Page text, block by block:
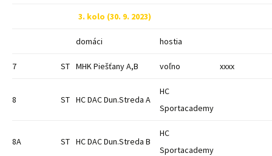
3. kolo (30. 9. 2023)
domáci hostia
7 ST MHK Piešťany A,B voľno xxxx
8 ST HC DAC Dun.Streda A
HC
Sportacademy
8A ST HC DAC Dun.Streda B
HC
Sportacademy